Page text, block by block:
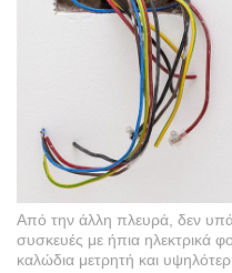
Από την άλλη πλευρά, δεν
συσκευές με ήπια ηλεκτρικά
καλώδια μετρητή και